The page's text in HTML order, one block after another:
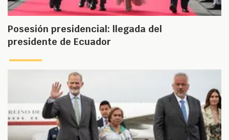
Posesión presidencial: llegada del
presidente de Ecuador